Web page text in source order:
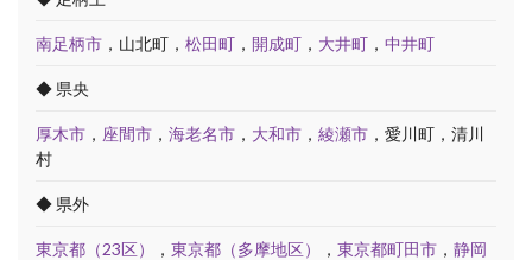
南足柄市 ，山北町， 松田町 ， 開成町 ， 大井町 ， 中井町
◆ 県央
厚木市 ， 座間市 ， 海老名市 ， 大和市 ， 綾瀬市 ，愛川町，清川
村
◆ 県外
東京都（23区） ， 東京都（多摩地区） ， 東京都町田市 ， 静岡